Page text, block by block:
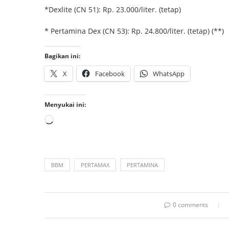
*Dexlite (CN 51): Rp. 23.000/liter. (tetap)
* Pertamina Dex (CN 53): Rp. 24.800/liter. (tetap) (**)
Bagikan ini:
X Facebook WhatsApp
Menyukai ini:
BBM PERTAMAX PERTAMINA
0 comments